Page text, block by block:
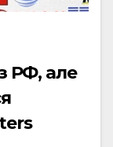
РФ, але